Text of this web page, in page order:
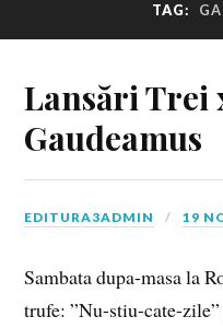
TAG:
Lansări Trei
Gaudeamus
EDITURA3ADMIN 19
Sambata dupa-masa la
trufe: ”Nu-stiu-cate-